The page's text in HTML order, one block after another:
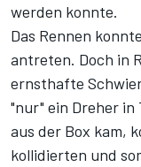
werden konnte.
Das Rennen
antreten. Doch in
ernsthafte
"nur" ein Dreher in
aus der Box kam,
kollidierten und